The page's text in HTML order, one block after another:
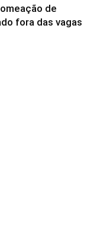
de
fora das vagas